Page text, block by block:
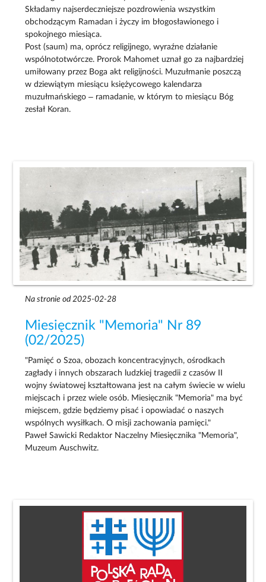
Składamy najserdeczniejsze pozdrowienia wszystkim
obchodzącym Ramadan i życzy im błogosławionego i
spokojnego miesiąca.
Post (saum) ma, oprócz religijnego, wyraźne działanie
wspólnototwórcze. Prorok Mahomet uznał go za najbardziej
umiłowany przez Boga akt religijności. Muzułmanie poszczą
w dziewiątym miesiącu księżycowego kalendarza
muzułmańskiego – ramadanie, w którym to miesiącu Bóg
zesłał Koran.
Na stronie od 2025-02-28
Miesięcznik "Memoria" Nr 89
(02/2025)
"Pamięć o Szoa, obozach koncentracyjnych, ośrodkach
zagłady i innych obszarach ludzkiej tragedii z czasów II
wojny światowej kształtowana jest na całym świecie w wielu
miejscach i przez wiele osób. Miesięcznik "Memoria" ma być
miejscem, gdzie będziemy pisać i opowiadać o naszych
wspólnych wysiłkach. O misji zachowania pamięci."
Paweł Sawicki Redaktor Naczelny Miesięcznika "Memoria",
Muzeum Auschwitz.